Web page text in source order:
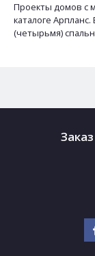
Проекты домов с
каталоге
(четырьмя)